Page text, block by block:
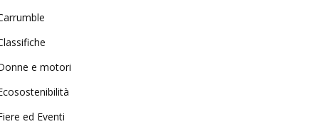
e motori
ed Eventi